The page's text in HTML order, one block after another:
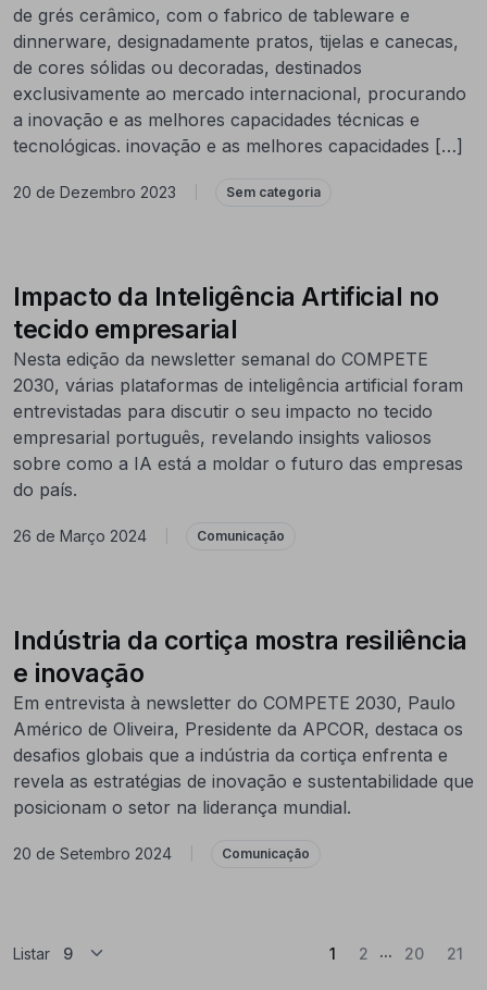
de grés cerâmico, com o fabrico de tableware e
dinnerware, designadamente pratos, tijelas e canecas,
de cores sólidas ou decoradas, destinados
exclusivamente ao mercado internacional, procurando
a inovação e as melhores capacidades técnicas e
tecnológicas. inovação e as melhores capacidades […]
20 de Dezembro 2023 Sem categoria
Impacto da Inteligência Artificial no
tecido empresarial
Nesta edição da newsletter semanal do COMPETE
2030, várias plataformas de inteligência artificial foram
entrevistadas para discutir o seu impacto no tecido
empresarial português, revelando insights valiosos
sobre como a IA está a moldar o futuro das empresas
do país.
26 de Março 2024 Comunicação
Indústria da cortiça mostra resiliência
e inovação
Em entrevista à newsletter do COMPETE 2030, Paulo
Américo de Oliveira, Presidente da APCOR, destaca os
desafios globais que a indústria da cortiça enfrenta e
revela as estratégias de inovação e sustentabilidade que
posicionam o setor na liderança mundial.
20 de Setembro 2024 Comunicação
Listar 1 (Atual)
2 ... 20 21